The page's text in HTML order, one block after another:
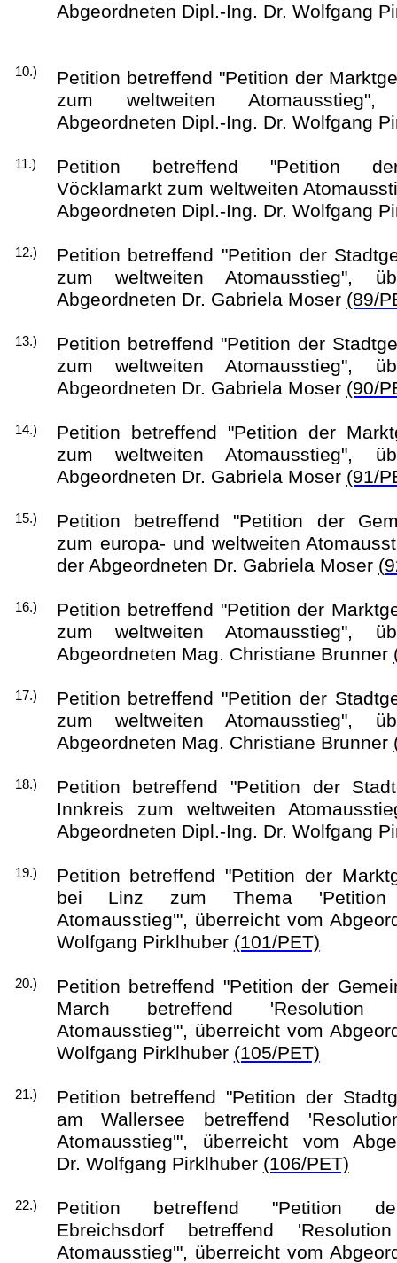
Abgeordneten Dipl.-Ing. Dr. Wolfgang
10.)
Petition betreffend "Petition der
zum weltweiten
Abgeordneten Dipl.-Ing. Dr. Wolfgang
11.)
Petition betreffend "Petition
Vöcklamarkt zum weltweiten
Abgeordneten Dipl.-Ing. Dr. Wolfgang
12.)
Petition betreffend "Petition der
zum weltweiten Atomausstieg",
Abgeordneten Dr. Gabriela Moser (89/
13.)
Petition betreffend "Petition der
zum weltweiten Atomausstieg",
Abgeordneten Dr. Gabriela Moser (90/
14.)
Petition betreffend "Petition der
zum weltweiten Atomausstieg",
Abgeordneten Dr. Gabriela Moser (91/
15.)
Petition betreffend "Petition der
zum europa- und weltweiten
der Abgeordneten Dr. Gabriela Moser
16.)
Petition betreffend "Petition der
zum weltweiten Atomausstieg",
Abgeordneten Mag. Christiane Brunner
17.)
Petition betreffend "Petition der
zum weltweiten Atomausstieg",
Abgeordneten Mag. Christiane Brunner
18.)
Petition betreffend "Petition der
Innkreis zum weltweiten
Abgeordneten Dipl.-Ing. Dr. Wolfgang
19.)
Petition betreffend "Petition der
bei Linz zum Thema 'Petition
Atomausstieg'", überreicht vom
Wolfgang Pirklhuber (101/PET)
20.)
Petition betreffend "Petition der
March betreffend 'Resolution
Atomausstieg'", überreicht vom
Wolfgang Pirklhuber (105/PET)
21.)
Petition betreffend "Petition der
am Wallersee betreffend
Atomausstieg'", überreicht vom
Dr. Wolfgang Pirklhuber (106/PET)
22.)
Petition betreffend "Petition
Ebreichsdorf betreffend
Atomausstieg'", überreicht vom